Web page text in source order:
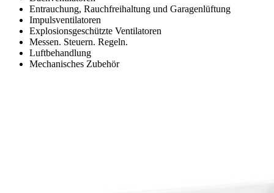
Entrauchung, Rauchfreihaltung und Garagenlüftung
Impulsventilatoren
Explosionsgeschützte Ventilatoren
Messen. Steuern. Regeln.
Luftbehandlung
Mechanisches Zubehör